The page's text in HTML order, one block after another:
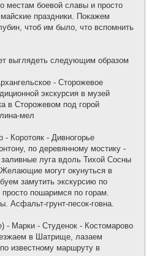
местам боевой славы и просто
праздники. Покажем
чтоб им было, что вспомнить
выглядеть следующим образом
- Сторожевое
экскурсия в музей
в Сторожевом под горой
мел
Коротояк - Дивногорье
по деревянному мостику -
луга вдоль Тихой Сосны
могут окунуться в
замутить экскурсию по
пошаримся по горам.
Асфальт-грунт-песок-говна.
- Марки - Студенок - Костомарово
в Шатрище, лазаем
известному маршруту в